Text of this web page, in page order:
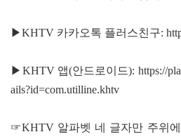
▶KHTV 카카오톡 플러스친구:
▶KHTV 앱(안드로이드): https://
ails?id=com.utilline.khtv
☞KHTV 알파벳 네 글자만 주위